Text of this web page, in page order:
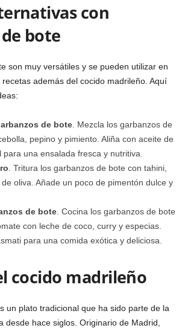
con
bote
son muy versátiles y se pueden utilizar en
además del cocido madrileño. Aquí
de bote . Mezcla los garbanzos de
pepino y pimiento. Aliña con aceite de
una ensalada fresca y nutritiva.
. Tritura los garbanzos de bote con tahini,
oliva. Añade un poco de pimentón dulce y
de bote . Cocina los garbanzos de bote
con leche de coco, curry y especias.
para una comida exótica y deliciosa.
cocido madrileño
un plato tradicional que ha sido parte de la
desde hace siglos. Originario de Madrid,